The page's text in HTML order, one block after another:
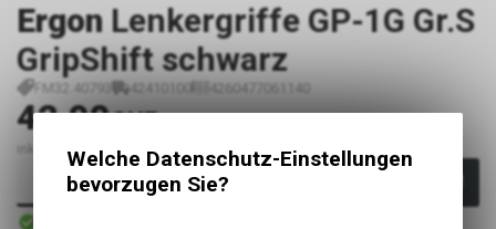
Ergon Lenkergriffe GP-1G Gr.S
GripShift schwarz
FM32.40793 42410100 4260477061140
42.90CHF
inkl. MwSt., zzgl. Versandkosten
In den Warenkorb
Welche Datenschutz-Einstellungen
bevorzugen Sie?